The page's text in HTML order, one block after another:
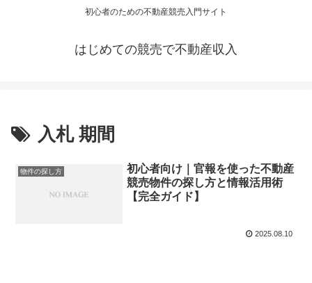
初心者のための不動産競売入門サイト
はじめての競売で不動産収入
入札 期間
物件の探し方
初心者向け｜官報を使った不動産
競売物件の探し方と情報活用術
【完全ガイド】
2025.08.10